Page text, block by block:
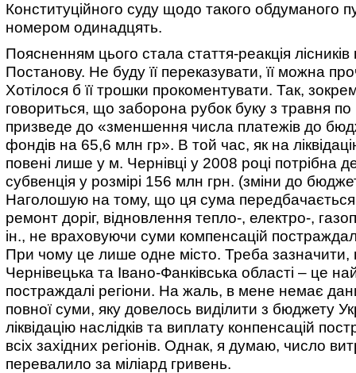
Конституційного суду щодо такого обдуманого
номером одинадцять.
Поясненням цього стала стаття-реакція
Постанову. Не буду її переказувати, її можна
Хотілося б її трошки прокоментувати. Так,
говориться, що заборона рубок буку з травня
призведе до «зменшення числа платежів до
фондів на 65,6 млн гр». В той час, як на
повені лише у м. Чернівці у 2008 році потрібна
субвенція у розмірі 156 млн грн. (зміни до
Наголошую на тому, що ця сума
ремонт доріг, відновлення тепло-, електро-,
ін., не враховуючи суми компенсацій
При чому це лише одне місто. Треба
Чернівецька та Івано-Фанківська області – це
постраждалі регіони. На жаль, в мене немає
повної суми, яку довелось виділити з бюджету
ліквідацію наслідків та виплату конпенсацій
всіх західних регіонів. Однак, я думаю, число
перевалило за міліард гривень.